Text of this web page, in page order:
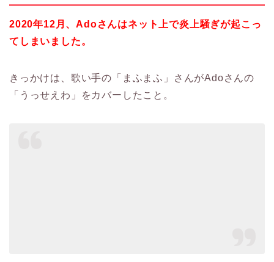
2020年12月、Adoさんはネット上で炎上騒ぎが起こっ
てしまいました。
きっかけは、歌い手の「まふまふ」さんがAdoさんの
「うっせえわ」をカバーしたこと。